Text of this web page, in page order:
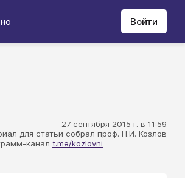
Войти
27 сентября 2015 г. в 11:59
для статьи собрал проф. Н.И. Козлов
канал t.me/kozlovni